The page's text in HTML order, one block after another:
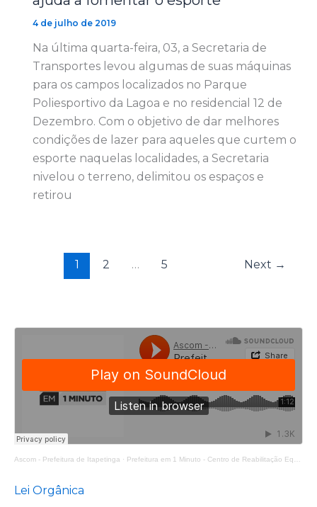
4 de julho de 2019
Na última quarta-feira, 03, a Secretaria de
Transportes levou algumas de suas máquinas
para os campos localizados no Parque
Poliesportivo da Lagoa e no residencial 12 de
Dezembro. Com o objetivo de dar melhores
condições de lazer para aqueles que curtem o
esporte naquelas localidades, a Secretaria
nivelou o terreno, delimitou os espaços e
retirou
1 2 … 5 Next →
Ascom - Prefeitura de Itapetinga · Prefeitura em 1 Minuto - Centro de Reabilitação Equoterapia Manoela
Lei Orgânica